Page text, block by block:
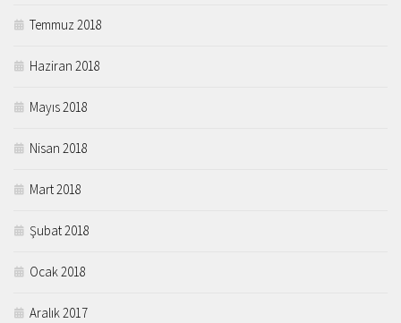
Temmuz 2018
Haziran 2018
Mayıs 2018
Nisan 2018
Mart 2018
Şubat 2018
Ocak 2018
Aralık 2017